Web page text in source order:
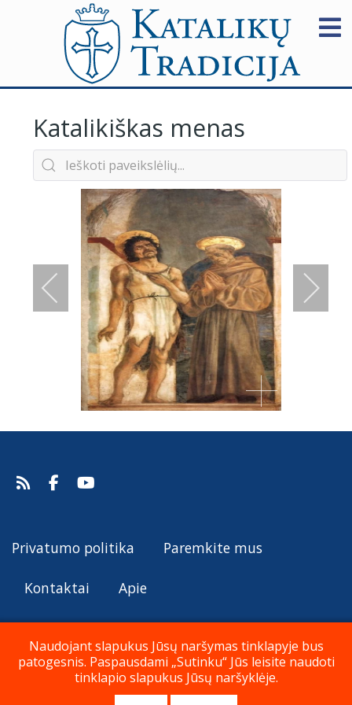
Katalikiškas menas
Privatumo politika Paremkite mus
Kontaktai Apie
© Katalikų Tradicija 2019 - 2026
Naudojant slapukus Jūsų naršymas tinklapyje bus
patogesnis. Paspausdami „Sutinku“ Jūs leisite naudoti
tinklapio slapukus Jūsų naršyklėje.